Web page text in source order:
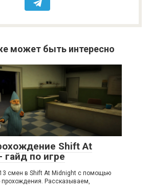
может быть интересно
Shift At
по игре
смен в Shift At Midnight с помощью
Рассказываем,